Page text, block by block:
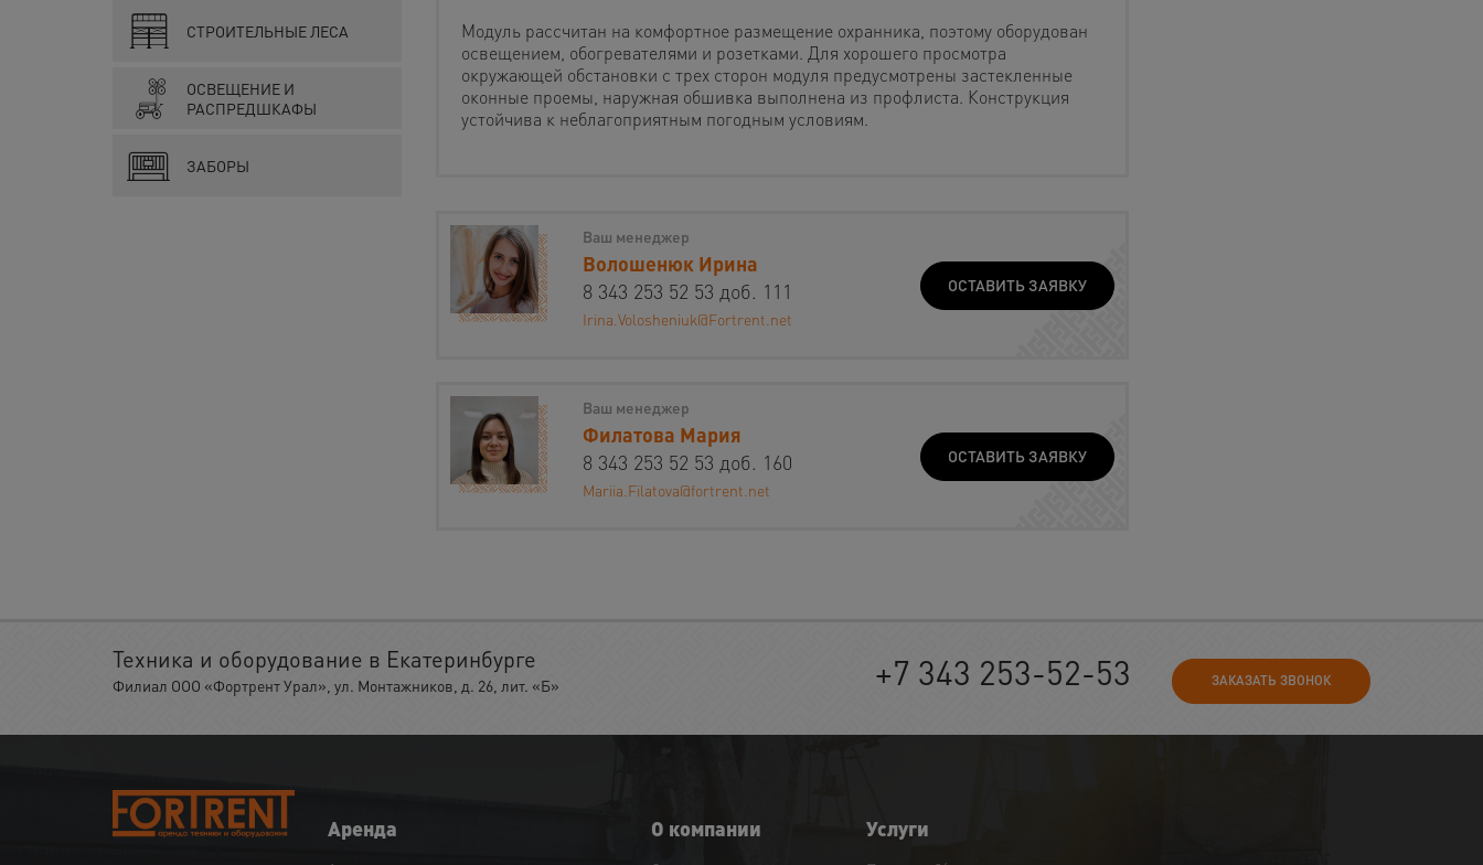
СТРОИТЕЛЬНЫЕ ЛЕСА
ОСВЕЩЕНИЕ И
РАСПРЕДШКАФЫ
ЗАБОРЫ
Модуль рассчитан на комфортное размещение охранника, поэтому оборудован
освещением, обогревателями и розетками. Для хорошего просмотра
окружающей обстановки с трех сторон модуля предусмотрены застекленные
оконные проемы, наружная обшивка выполнена из профлиста. Конструкция
устойчива к неблагоприятным погодным условиям.
Ваш менеджер
Волошенюк Ирина
8 343 253 52 53 доб. 111
Irina.Volosheniuk@Fortrent.net
ОСТАВИТЬ ЗАЯВКУ
Ваш менеджер
Филатова Мария
8 343 253 52 53 доб. 160
Mariia.Filatova@fortrent.net
ОСТАВИТЬ ЗАЯВКУ
Техника и оборудование в Екатеринбурге
Филиал ООО «Фортрент Урал», ул. Монтажников, д. 26, лит. «Б» +7 343 253-52-53 ЗАКАЗАТЬ ЗВОНОК
Аренда О компании Услуги